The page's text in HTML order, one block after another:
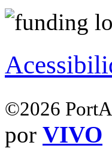
©2026
por VIVO